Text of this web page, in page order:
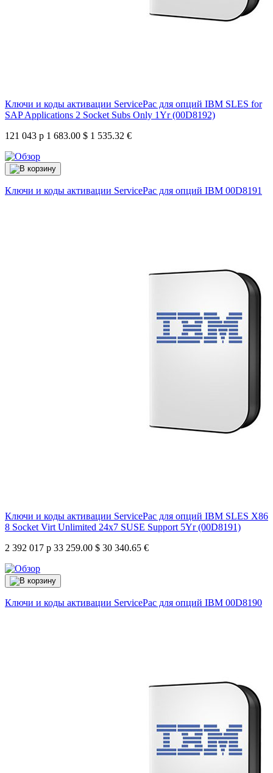
Ключи и коды активации ServicePac для опций IBM SLES for
SAP Applications 2 Socket Subs Only 1Yr (00D8192)
121 043 р 1 683.00 $ 1 535.32 €
Ключи и коды активации ServicePac для опций IBM 00D8191
Ключи и коды активации ServicePac для опций IBM SLES X86
8 Socket Virt Unlimited 24x7 SUSE Support 5Yr (00D8191)
2 392 017 р 33 259.00 $ 30 340.65 €
Ключи и коды активации ServicePac для опций IBM 00D8190